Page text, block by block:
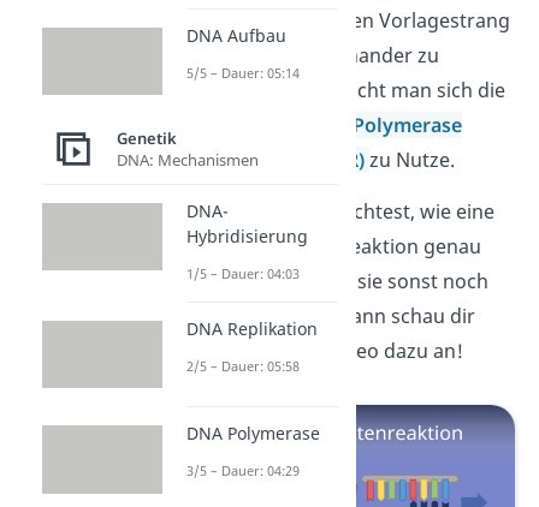
DNA-Bausteine an den Vorlagestrang
zu lagern und miteinander zu
verknüpfen. Hier macht man sich die
Polymerase
Kettenreaktion (PCR)zu Nutze.
Wenn du wissen möchtest, wie eine
Polymerase Kettenreaktion genau
funktioniert und wo sie sonst noch
angewendet wird, dann schau dir
unbedingt unser Video dazu an!
DNA Aufbau
5/5 – Dauer: 05:14
Genetik
DNA: Mechanismen
DNA-
Hybridisierung
1/5 – Dauer: 04:03
DNA Replikation
2/5 – Dauer: 05:58
DNA Polymerase
3/5 – Dauer: 04:29